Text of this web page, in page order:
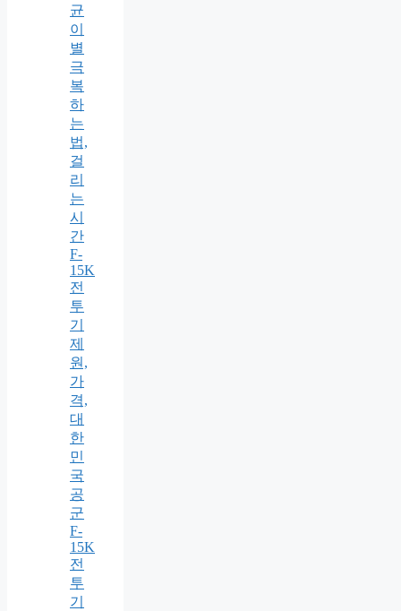
균
이
별
극
복
하
는
법,
걸
리
는
시
간
F-
15K
전
투
기
제
원,
가
격,
대
한
민
국
공
군
F-
15K
전
투
기